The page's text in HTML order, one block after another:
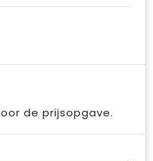
de prijsopgave.